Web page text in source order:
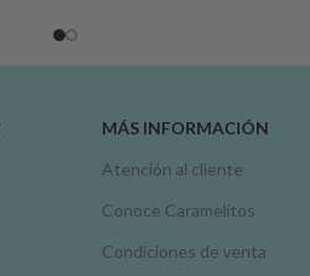
MÁS INFORMACIÓN
Atención al cliente
Conoce Caramelitos
Condiciones de venta